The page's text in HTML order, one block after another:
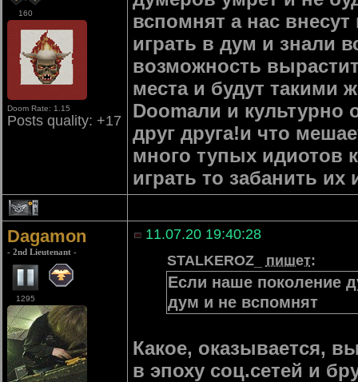
160
Doom Rate: 1.15
Posts quality: +17
вспомнят а нас
играть в дум и знали
возможность
места и будут такими
Doomали и культурно
друг друга!и что
много тупых идиотов
играть то забанить их
1
Dagamon
- 2nd Lieutenant -
1295
11.07.20 19:40:28
STALKEROZ_ пишет:
Если наше поколение
дум и не вспомнят
Какое, оказывается,
в эпоху соц.сетей и